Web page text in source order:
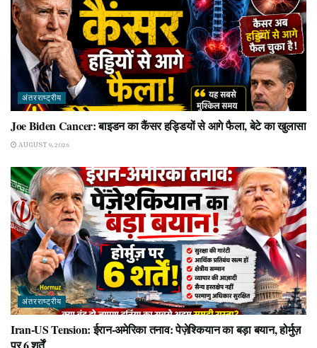
अंतरराष्ट्रीय
Joe Biden Cancer: बाइडन का कैंसर हड्डियों से आगे फैला, बेटे का खुलासा
AUGUST 9, 2026
अंतरराष्ट्रीय
Iran-US Tension: ईरान-अमेरिका तनाव: पेज़ेश्कियान का बड़ा बयान, होर्मुज़
पर 6 शर्तें